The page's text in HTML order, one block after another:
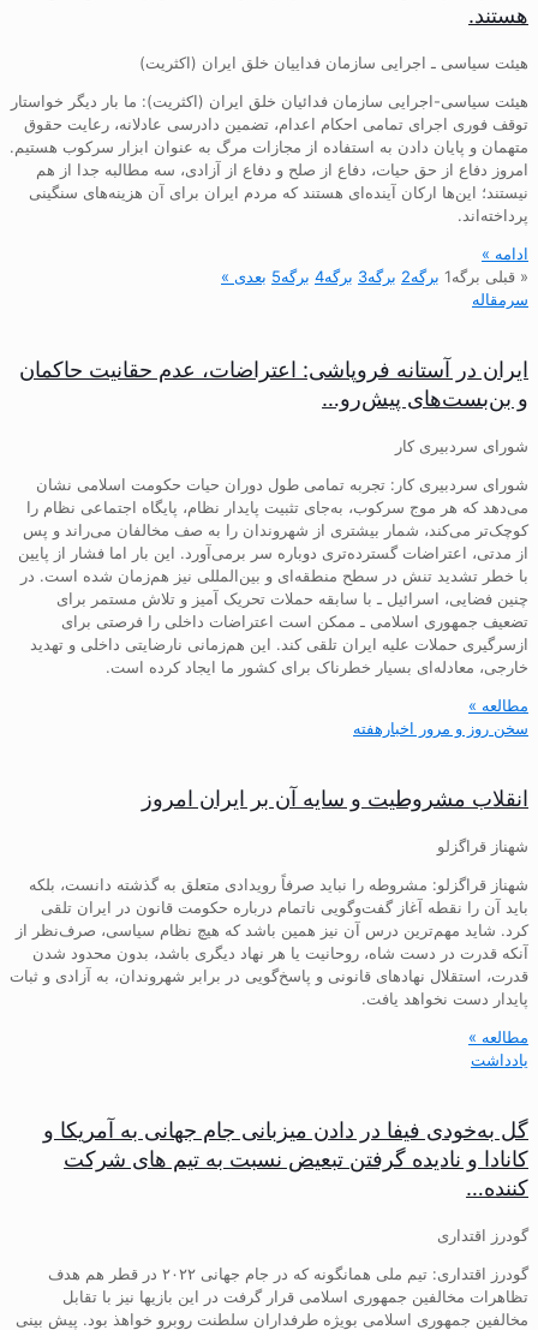
هستند.
هیئت سیاسی ـ اجرایی سازمان فداییان خلق ایران (اکثریت)
هیئت سیاسی-اجرایی سازمان فدائیان خلق ایران (اکثریت): ما بار دیگر خواستار
توقف فوری اجرای تمامی احکام اعدام، تضمین دادرسی عادلانه، رعایت حقوق
متهمان و پایان دادن به استفاده از مجازات مرگ به عنوان ابزار سرکوب هستیم.
امروز دفاع از حق حیات، دفاع از صلح و دفاع از آزادی، سه مطالبه جدا از هم
نیستند؛ این‌ها ارکان آینده‌ای هستند که مردم ایران برای آن هزینه‌های سنگینی
پرداخته‌اند.
ادامه »
« قبلی
برگه1 برگه2 برگه3 برگه4 برگه5 بعدی »
سرمقاله
ایران در آستانه فروپاشی: اعتراضات، عدم حقانیت حاکمان
و بن‌بست‌های پیش‌رو…
شورای سردبیری کار
شورای سردبیری کار: تجربه تمامی طول دوران حیات حکومت اسلامی نشان
می‌دهد که هر موج سرکوب، به‌جای تثبیت پایدار نظام، پایگاه اجتماعی نظام را
کوچک‌تر می‌کند، شمار بیشتری از شهروندان را به صف مخالفان می‌راند و پس
از مدتی، اعتراضات گسترده‌تری دوباره سر برمی‌آورد. این بار اما فشار از پایین
با خطر تشدید تنش در سطح منطقه‌ای و بین‌المللی نیز هم‌زمان شده است. در
چنین فضایی، اسرائیل ـ با سابقه حملات تحریک آمیز و تلاش مستمر برای
تضعیف جمهوری اسلامی ـ ممکن است اعتراضات داخلی را فرصتی برای
ازسرگیری حملات علیه ایران تلقی کند. این هم‌زمانی نارضایتی داخلی و تهدید
خارجی، معادله‌ای بسیار خطرناک برای کشور ما ایجاد کرده است.
مطالعه »
سخن روز و مرور اخبارهفته
انقلاب مشروطیت و سایه آن بر ایران امروز
شهناز قراگزلو
شهناز قراگزلو: مشروطه را نباید صرفاً رویدادی متعلق به گذشته دانست، بلکه
باید آن را نقطه آغاز گفت‌وگویی ناتمام درباره حکومت قانون در ایران تلقی
کرد. شاید مهم‌ترین درس آن نیز همین باشد که هیچ نظام سیاسی، صرف‌نظر از
آنکه قدرت در دست شاه، روحانیت یا هر نهاد دیگری باشد، بدون محدود شدن
قدرت، استقلال نهادهای قانونی و پاسخ‌گویی در برابر شهروندان، به آزادی و ثبات
پایدار دست نخواهد یافت.
مطالعه »
یادداشت
گل به‌خودی فیفا در دادن میزبانی جام جهانی به آمریکا و
کانادا و نادیده گرفتن تبعیض نسبت به تیم های شرکت
کننده…
گودرز اقتداری
گودرز اقتداری: تیم ملی همانگونه که در جام جهانی ۲۰۲۲ در قطر هم هدف
تظاهرات مخالفین جمهوری اسلامی قرار گرفت در این بازیها نیز با تقابل
مخالفین جمهوری اسلامی بویژه طرفداران سلطنت روبرو خواهذ بود. پیش بینی